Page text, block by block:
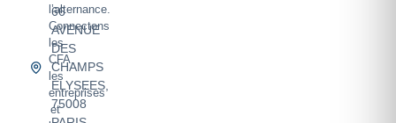
l’alternance.
Connectons
les
CFA,
les
entreprises
et
66
AVENUE
DES
CHAMPS
ELYSEES,
75008